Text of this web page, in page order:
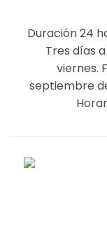
Duración 24
Tres días
viernes.
septiembre